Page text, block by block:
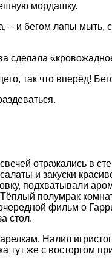
мордашку.
– и бегом лапы мыть,
сделала
так что вперёд!
отражались в
и закуски
подхватывали
полумрак
фильм о
стол.
Налил
тут же с восторгом